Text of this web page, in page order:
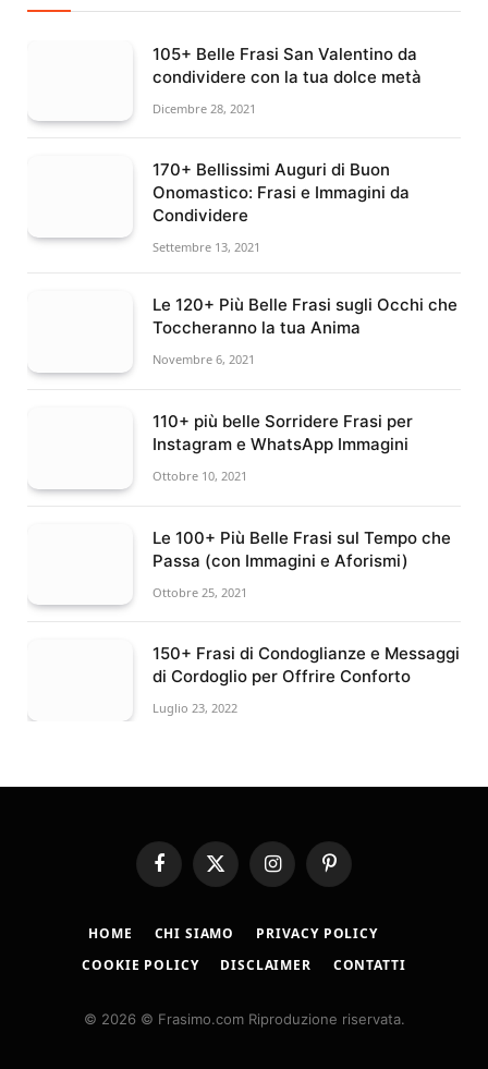
105+ Belle Frasi San Valentino da
condividere con la tua dolce metà
Dicembre 28, 2021
170+ Bellissimi Auguri di Buon
Onomastico: Frasi e Immagini da
Condividere
Settembre 13, 2021
Le 120+ Più Belle Frasi sugli Occhi che
Toccheranno la tua Anima
Novembre 6, 2021
110+ più belle Sorridere Frasi per
Instagram e WhatsApp Immagini
Ottobre 10, 2021
Le 100+ Più Belle Frasi sul Tempo che
Passa (con Immagini e Aforismi)
Ottobre 25, 2021
150+ Frasi di Condoglianze e Messaggi
di Cordoglio per Offrire Conforto
Luglio 23, 2022
Facebook
X
(Twitter)
InstagramPinterest
HOME CHI SIAMO
PRIVACY POLICY
COOKIE POLICY
DISCLAIMER CONTATTI
© 2026 © Frasimo.com Riproduzione riservata.